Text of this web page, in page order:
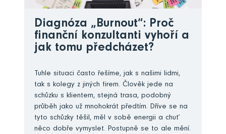
Diagnóza „Burnout“: Proč
finanční konzultanti vyhoří a
jak tomu předcházet?
Tuhle situaci často řešíme, jak s našimi lidmi,
tak s kolegy z jiných firem. Člověk jede na
schůzku s klientem, stejná trasa, podobný
průběh jako už mnohokrát předtím. Dříve se na
tyto schůzky těšil, měl v sobě energii a chuť
něco dobře vymyslet. Postupně se to ale mění.